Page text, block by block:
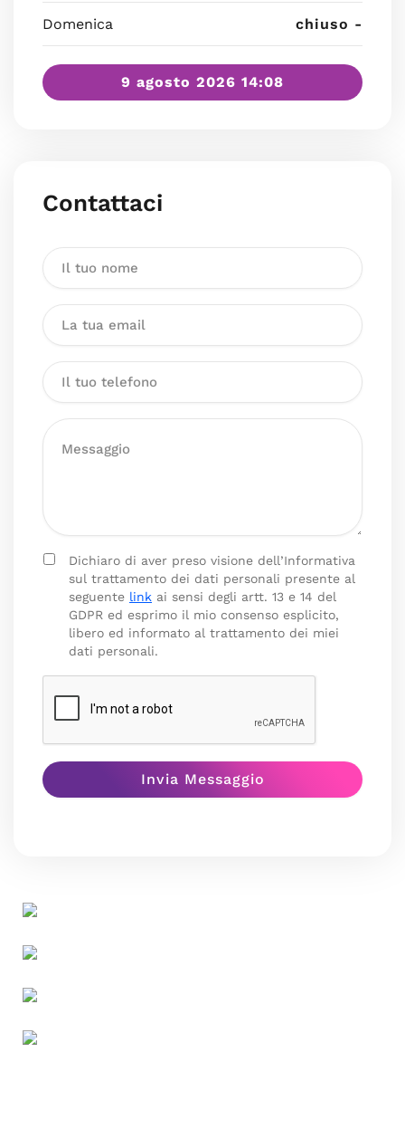
Domenica chiuso -
9 agosto 2026 14:08
Contattaci
Dichiaro di aver preso visione dell’Informativa
sul trattamento dei dati personali presente al
seguente link ai sensi degli artt. 13 e 14 del
GDPR ed esprimo il mio consenso esplicito,
libero ed informato al trattamento dei miei
dati personali.